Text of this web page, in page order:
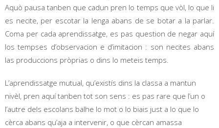
Aquò pausa tanben que cadun pren lo temps que vòl, lo que li
es necite, per escotar la lenga abans de se botar a la parlar.
Coma per cada aprendissatge, es pas question de negar aquí
los tempses d’observacion e d’imitacion : son necites abans
las produccions pròprias o dins lo meteis temps.
L’aprendissatge mutual, qu’existís dins la classa a mantun
nivèl, pren aquí tanben tot son sens : es pas rare que l’un o
l’autre dels escolans balhe lo mot o lo biais just a lo que lo
cèrca abans qu’aja a intervenir, o que cèrcan amassa